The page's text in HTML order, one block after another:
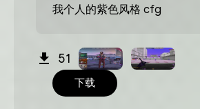
我个人的紫色风格 cfg
51
下载